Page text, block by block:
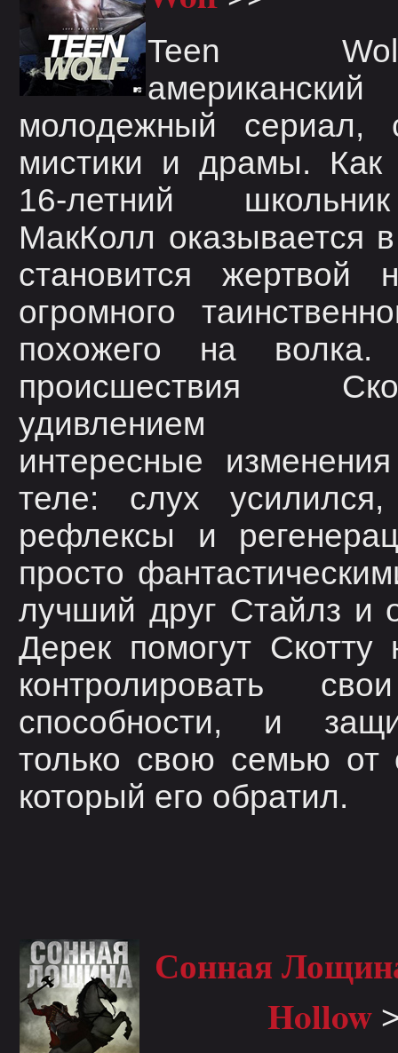
Teen
американский
молодежный сериал,
мистики и драмы. Как
16-летний
МакКолл оказывается
становится жертвой
огромного
похожего на
происшествия
удивлением
интересные
теле: слух
рефлексы и
просто
лучший друг Стайлз и
Дерек помогут Скотту
контролировать
способности, и
только свою семью от
который его обратил.
Сонная
Hollow